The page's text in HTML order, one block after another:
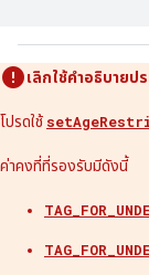
เลิกใช้คำอธิบายป
โปรดใช้
ค่าคงที่ที่รองรับมีดังนี้